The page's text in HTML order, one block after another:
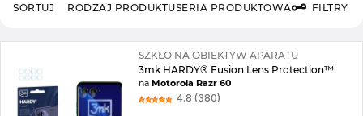
RODZAJ PRODUKTUSERIA PRODUKTOWA FILTRY
SORTUJ
SZKŁO NA OBIEKTYW APARATU
3mk HARDY® Fusion Lens Protection™
naMotorola Razr 60
4.8 (380)